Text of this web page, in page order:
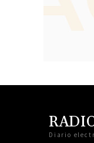
Diario